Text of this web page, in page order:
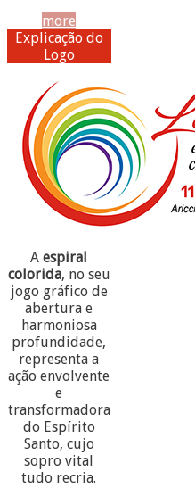
more
Explicação do
Logo
Aespiral
colorida, no seu
jogo gráfico de
abertura e
harmoniosa
profundidade,
representa a
ação envolvente
e
transformadora
do Espírito
Santo, cujo
sopro vital
tudo recria.